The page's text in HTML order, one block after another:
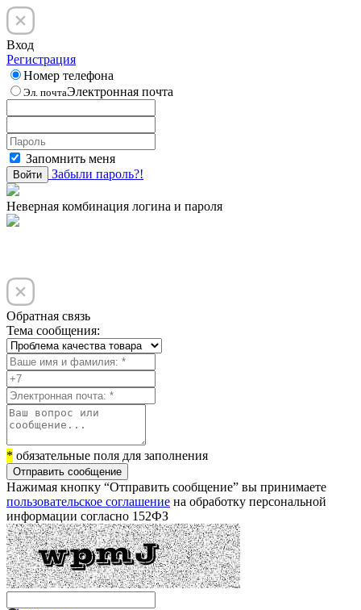
Вход
Регистрация
Номер телефона
Эл. почтаЭлектронная почта
Запомнить меня
Войти Забыли пароль?!
Неверная комбинация логина и пароля
Обратная связь
Тема сообщения:
* обязательные поля для заполнения
Отправить сообщение
Нажимая кнопку “Отправить сообщение” вы принимаете
пользовательское соглашение на обработку персональной
информации согласно 152ФЗ